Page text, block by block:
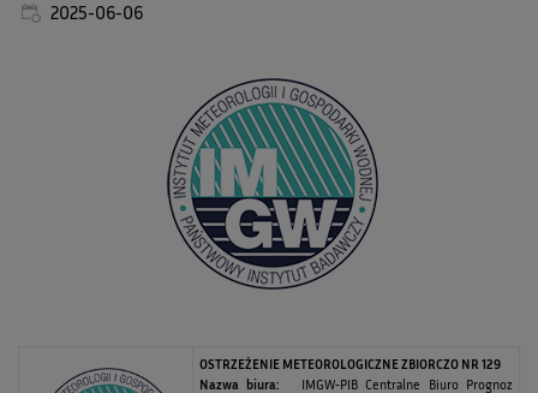
2025-06-06
OSTRZEŻENIE METEOROLOGICZNE ZBIORCZO NR 129
Nazwa biura: IMGW-PIB Centralne Biuro Prognoz